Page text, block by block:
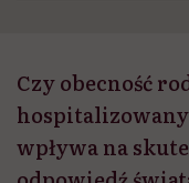
Czy obecność
wpływa na